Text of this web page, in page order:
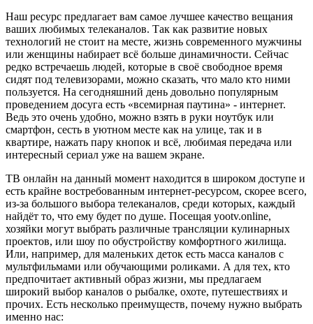
Наш ресурс предлагает вам самое лучшее качество вещания
ваших любимых телеканалов. Так как развитие новых
технологий не стоит на месте, жизнь современного мужчины
или женщины набирает всё больше динамичности. Сейчас
редко встречаешь людей, которые в своё свободное время
сидят под телевизорами, можно сказать, что мало кто ними
пользуется. На сегодняшний день довольно популярным
проведением досуга есть «всемирная паутина» - интернет.
Ведь это очень удобно, можно взять в руки ноутбук или
смартфон, сесть в уютном месте как на улице, так и в
квартире, нажать пару кнопок и всё, любимая передача или
интересный сериал уже на вашем экране.
ТВ онлайн на данный момент находится в широком доступе и
есть крайне востребованным интернет-ресурсом, скорее всего,
из-за большого выбора телеканалов, среди которых, каждый
найдёт то, что ему будет по душе. Посещая yootv.online,
хозяйки могут выбрать различные трансляции кулинарных
проектов, или шоу по обустройству комфортного жилища.
Или, например, для маленьких деток есть масса каналов с
мультфильмами или обучающими роликами. А для тех, кто
предпочитает активный образ жизни, мы предлагаем
широкий выбор каналов о рыбалке, охоте, путешествиях и
прочих. Есть несколько преимуществ, почему нужно выбрать
именно нас: